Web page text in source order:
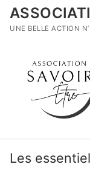
Aller
au
UNE BELLE ACTION
Les